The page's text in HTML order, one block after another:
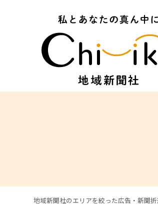
地域新聞社のエリアを絞った広告・新聞